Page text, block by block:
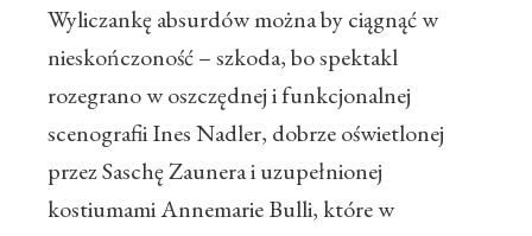
Wyliczankę absurdów można by ciągnąć w
nieskończoność – szkoda, bo spektakl
rozegrano w oszczędnej i funkcjonalnej
scenografii Ines Nadler, dobrze oświetlonej
przez Saschę Zaunera i uzupełnionej
kostiumami Annemarie Bulli, które w